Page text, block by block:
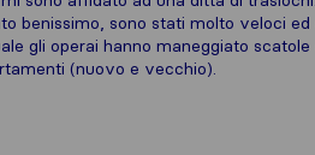
benissimo, sono stati molto veloci
gli operai hanno maneggiato
(nuovo e vecchio).